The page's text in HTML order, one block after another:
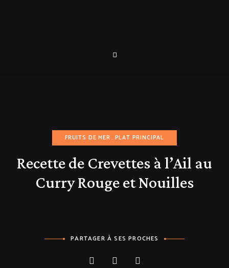
FRUITS DE MER PLAT PRINCIPAL
Recette de Crevettes à l’Ail au
Curry Rouge et Nouilles
PARTAGER À SES PROCHES